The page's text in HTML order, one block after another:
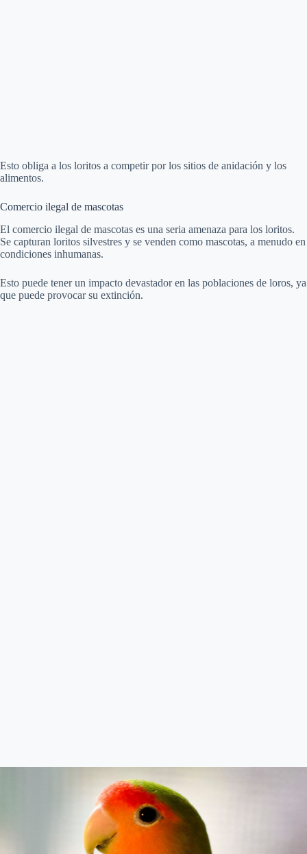
Esto obliga a los loritos a competir por los sitios de anidación y los
alimentos.
Comercio ilegal de mascotas
El comercio ilegal de mascotas es una seria amenaza para los loritos.
Se capturan loritos silvestres y se venden como mascotas, a menudo en
condiciones inhumanas.
Esto puede tener un impacto devastador en las poblaciones de loros, ya
que puede provocar su extinción.